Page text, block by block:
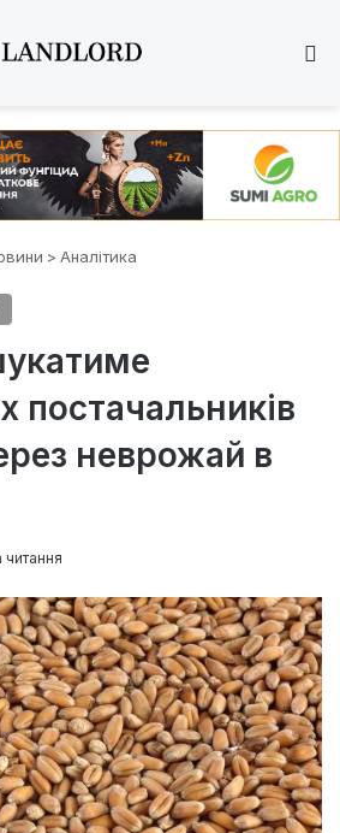
> Аналітика
постачальників
неврожай в
читання